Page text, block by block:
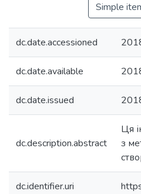
Simple
dc.date.accessioned
dc.date.available
dc.date.issued
dc.description.abstract
Ця
з
dc.identifier.uri